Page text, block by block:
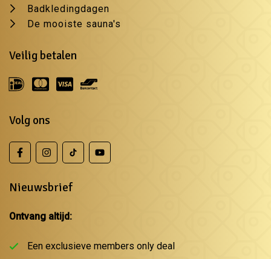
Badkledingdagen
De mooiste sauna's
Veilig betalen
Volg ons
Nieuwsbrief
Ontvang altijd:
Een exclusieve members only deal